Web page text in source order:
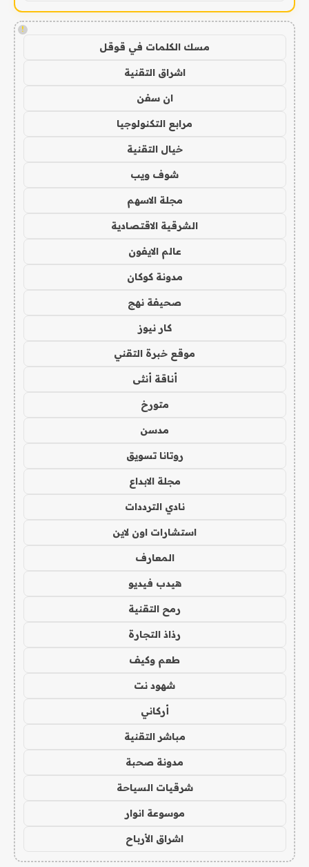
!
مسك الكلمات في قوقل
اشراق التقنية
ان سفن
مرابع التكنولوجيا
خيال التقنية
شوف ويب
مجلة الاسهم
الشرقية الاقتصادية
عالم الايفون
مدونة كوكان
صحيفة نهج
كار نيوز
موقع خبرة التقني
أناقة أنثى
متورخ
مدسن
روتانا تسويق
مجلة الابداع
نادي الترددات
استشارات اون لاين
المعارف
هيدب فيديو
رمح التقنية
رذاذ التجارة
طعم وكيف
شهود نت
أركاني
مباشر التقنية
مدونة صحبة
شرقيات السياحة
موسوعة انوار
اشراق الأرباح